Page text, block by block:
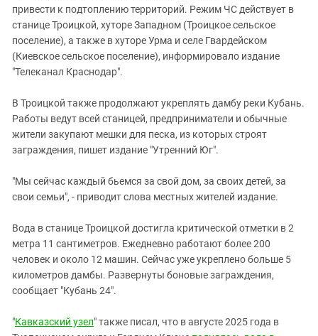
привести к подтоплению территорий. Режим ЧС действует в
станице Троицкой, хуторе Западном (Троицкое сельское
поселение), а также в хуторе Урма и селе Гвардейском
(Киевское сельское поселение), информировало издание
"Телеканал Краснодар".
В Троицкой также продолжают укреплять дамбу реки Кубань.
Работы ведут всей станицей, предприниматели и обычные
жители закупают мешки для песка, из которых строят
заграждения, пишет издание "Утренний Юг".
"Мы сейчас каждый бьемся за свой дом, за своих детей, за
свои семьи", - приводит слова местных жителей издание.
Вода в станице Троицкой достигла критической отметки в 2
метра 11 сантиметров. Ежедневно работают более 200
человек и около 12 машин. Сейчас уже укреплено больше 5
километров дамбы. Развернуты боновые заграждения,
сообщает "Кубань 24".
"Кавказский узел" также писал, что в августе 2025 года в